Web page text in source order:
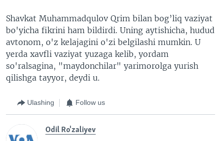
Shavkat Muhammadqulov Qrim bilan bog’liq vaziyat
bo'yicha fikrini ham bildirdi. Uning aytishicha, hudud
avtonom, o'z kelajagini o'zi belgilashi mumkin. U
yerda xavfli vaziyat yuzaga kelib, yordam
so'ralsagina, "maydonchilar" yarimorolga yurish
qilishga tayyor, deydi u.
Ulashing Follow us
Odil Ro'zaliyev